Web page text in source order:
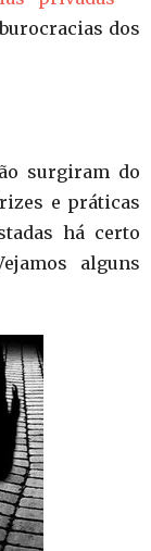
dos
surgiram do
e práticas
há certo
alguns